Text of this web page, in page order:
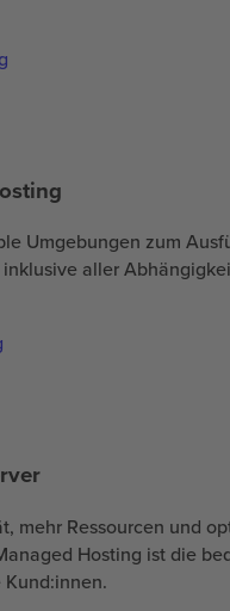
Umgebungen zum
aller
mehr Ressourcen und
Hosting ist die